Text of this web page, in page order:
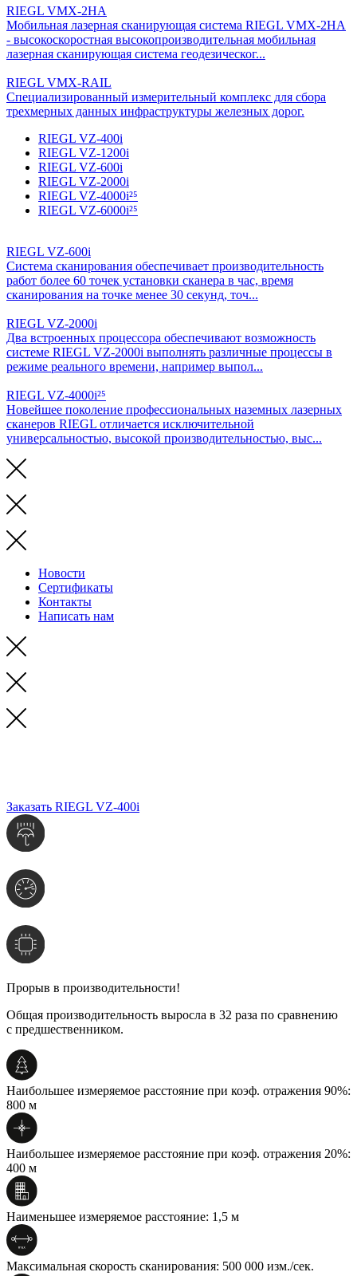
RIEGL VMX-2HA
Мобильная лазерная сканирующая система RIEGL VMX-2HA
- высокоскоростная высокопроизводительная мобильная
лазерная сканирующая система геодезическог...
RIEGL VMX-RAIL
Специализированный измерительный комплекс для сбора
трехмерных данных инфраструктуры железных дорог.
RIEGL VZ-400i
RIEGL VZ-1200i
RIEGL VZ-600i
RIEGL VZ-2000i
RIEGL VZ-4000i²⁵
RIEGL VZ-6000i²⁵
RIEGL VZ-600i
Система сканирования обеспечивает производительность
работ более 60 точек установки сканера в час, время
сканирования на точке менее 30 секунд, точ...
RIEGL VZ-2000i
Два встроенных процессора обеспечивают возможность
системе RIEGL VZ-2000i выполнять различные процессы в
режиме реального времени, например выпол...
RIEGL VZ-4000i²⁵
Новейшее поколение профессиональных наземных лазерных
сканеров RIEGL отличается исключительной
универсальностью, высокой производительностью, выс...
Новости
Сертификаты
Контакты
Написать нам
Заказать RIEGL VZ-400i
Прорыв в производительности!
Общая производительность выросла в 32 раза по сравнению
с предшественником.
Наибольшее измеряемое расстояние при коэф. отражения 90%:
800 м
Наибольшее измеряемое расстояние при коэф. отражения 20%:
400 м
Наименьшее измеряемое расстояние: 1,5 м
Максимальная скорость сканирования: 500 000 изм./сек.